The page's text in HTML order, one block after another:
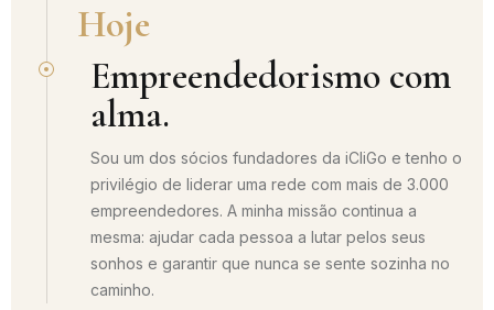
Hoje
Empreendedorismo com
alma.
Sou um dos sócios fundadores da iCliGo e tenho o
privilégio de liderar uma rede com mais de 3.000
empreendedores. A minha missão continua a
mesma: ajudar cada pessoa a lutar pelos seus
sonhos e garantir que nunca se sente sozinha no
caminho.